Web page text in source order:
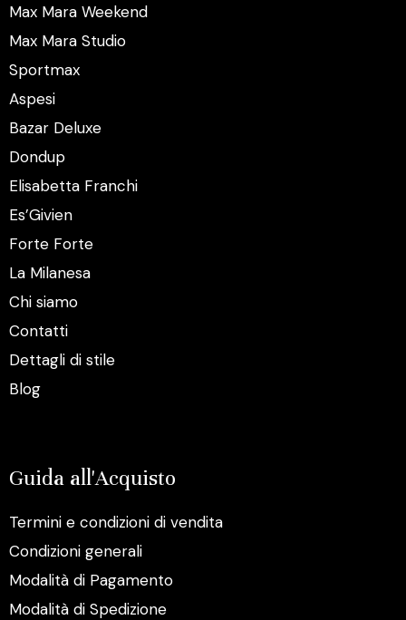
Max Mara Weekend
Max Mara Studio
Sportmax
Aspesi
Bazar Deluxe
Dondup
Elisabetta Franchi
Es’Givien
Forte Forte
La Milanesa
Chi siamo
Contatti
Dettagli di stile
Blog
Guida all'Acquisto
Termini e condizioni di vendita
Condizioni generali
Modalità di Pagamento
Modalità di Spedizione